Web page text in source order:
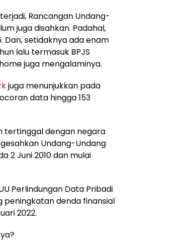
Rancangan Undang-
juga disahkan. Padahal,
Dan, setidaknya ada enam
lalu termasuk BPJS
juga mengalaminya.
juga menunjukkan pada
data hingga 153
tertinggal dengan negara
Undang-Undang
2 Juni 2010 dan mulai
Perlindungan Data Pribadi
peningkatan denda finansial
2022.